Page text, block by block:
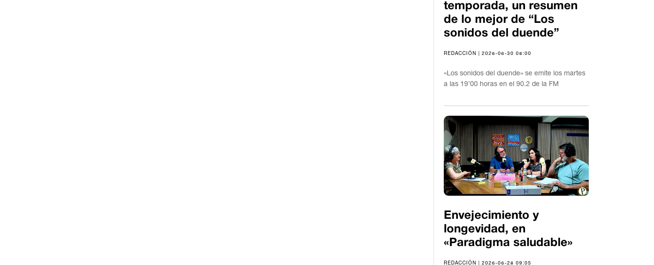
temporada, un resumen
de lo mejor de “Los
sonidos del duende”
REDACCIÓN | 2026-06-30 08:00
«Los sonidos del duende» se emite los martes
a las 19’00 horas en el 90.2 de la FM
Envejecimiento y
longevidad, en
«Paradigma saludable»
REDACCIÓN | 2026-06-28 09:05